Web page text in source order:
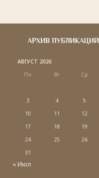
АРХИВ ПУБЛИКАЦИЙ
АВГУСТ 2026
Пн
Вт Ср
3
4 5
10
11 12
17
18 19
24
25 26
31
« Июл